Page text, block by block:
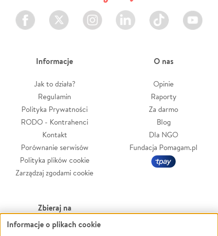
Facebook Twitter Instagram LinkedIn TikTok Youtube
Informacje
Jak to działa?
Regulamin
Polityka Prywatności
RODO - Kontrahenci
Kontakt
Porównanie serwisów
Polityka plików cookie
Zarządzaj zgodami cookie
O nas
Opinie
Raporty
Za darmo
Blog
Dla NGO
Fundacja Pomagam.pl
Zbieraj na
Leczenie
Informacje o plikach cookie